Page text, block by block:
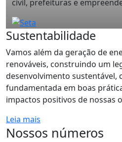
civil, prefeituras e
Sustentabilidade
Vamos além da geração de
renováveis, construindo um
desenvolvimento sustentável,
fundamentada em boas
impactos positivos de nossas
Leia mais
Nossos números